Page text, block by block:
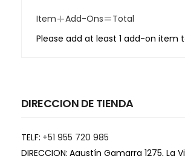
Item+Add-Ons=Total
Please add at least 1 add-on item
DIRECCION DE TIENDA
TELF: +51 955 720 985
DIRECCION: Agustín Gamarra 1275, La